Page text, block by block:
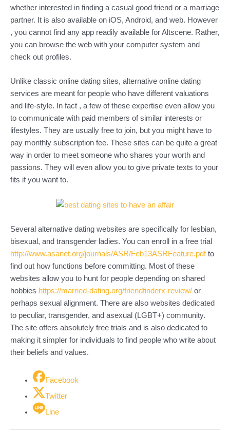
whether interested in finding a casual good friend or a marriage
partner. It is also available on iOS, Android, and web. However
, you cannot find any app readily available for Altscene. Rather,
you can browse the web with your computer system and
check out profiles.
Unlike classic online dating sites, alternative online dating
services are meant for people who have different valuations
and life-style. In fact , a few of these expertise even allow you
to communicate with paid members of similar interests or
lifestyles. They are usually free to join, but you might have to
pay monthly subscription fee. These sites can be quite a great
way in order to meet someone who shares your worth and
passions. They will even allow you to give private texts to your
fits if you want to.
Several alternative dating websites are specifically for lesbian,
bisexual, and transgender ladies. You can enroll in a free trial
http://www.asanet.org/journals/ASR/Feb13ASRFeature.pdfto
find out how functions before committing. Most of these
websites allow you to hunt for people depending on shared
hobbies https://married-dating.org/friendfinderx-review/ or
perhaps sexual alignment. There are also websites dedicated
to peculiar, transgender, and asexual (LGBT+) community.
The site offers absolutely free trials and is also dedicated to
making it simpler for individuals to find people who write about
their beliefs and values.
Facebook
Twitter
Line